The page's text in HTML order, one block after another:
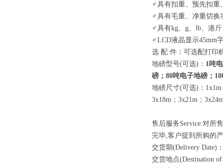
♂ 具有扣重、预先扣重
♂ 具有毛重、净重切换
♂ 具有kg、 g、 lb、港
♂LCD液晶显示45mm
选 配 件：可选配打印
地磅型号(可选)： 1吨
磅； 80吨电子地磅；
地磅尺寸(可选)： 1x1m
3x18m ； 3x21m ；
售后服务Service:对所
完毕,客户提到所购的
交货期(Delivery Date)
交货地点(Destination